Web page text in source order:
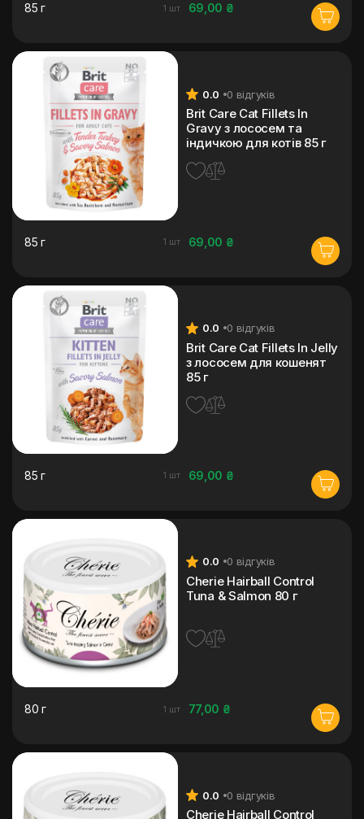
69,00 ₴
85 г 1 шт
0.0 0 відгуків
Brit Care Cat Fillets In
Gravy з лососем та
індичкою для котів 85 г
69,00 ₴
85 г 1 шт
0.0 0 відгуків
Brit Care Cat Fillets In Jelly
з лососем для кошенят
85 г
69,00 ₴
85 г 1 шт
0.0 0 відгуків
Cherie Hairball Control
Tuna & Salmon 80 г
77,00 ₴
80 г 1 шт
0.0 0 відгуків
Cherie Hairball Control